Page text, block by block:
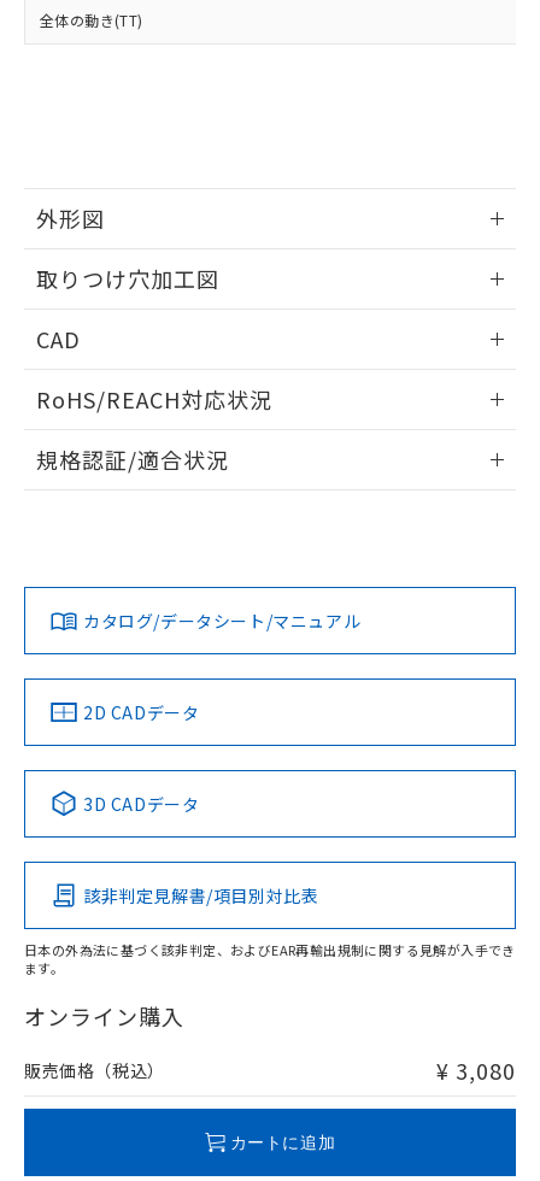
全体の動き(TT)
外形図
取りつけ穴加工図
CAD
ドすることができます。
ログイン/会員登録
ダウンロードデータをご利用いただく前に、以下を必ずお読
みください。
ソフトウェアの使用条件
RoHS/REACH対応状況
EU RoHS 注意事項・凡例
対応済み
中国 RoHS 注意事項・凡例
Pb Hg Cd Cr(VI)
O
在庫等で未対応品が混在する可能性があります。
問い合わせください。
規格認証/適合状況
カタログ/データシート/マニュアル
2D CADデータ
3D CADデータ
該非判定見解書/項目別対比表
日本の外為法に基づく該非判定、およびEAR再輸出規制に関する見解が入手でき
ます。
オンライン購入
販売価格（税込） ¥ 3,080
カートに追加
をご了承ください。
※当社の共同利用者とは、"個人情報
EU RoHS指令（10物質）の非含有証明書
物質の対応では、対応完了までの期間は出
荷製品に未対応品が混在することから備考
既に当社にて対応品への在庫切替を完了
していることから、特段のことがない限
り、2022年1月12日より割愛しておりま